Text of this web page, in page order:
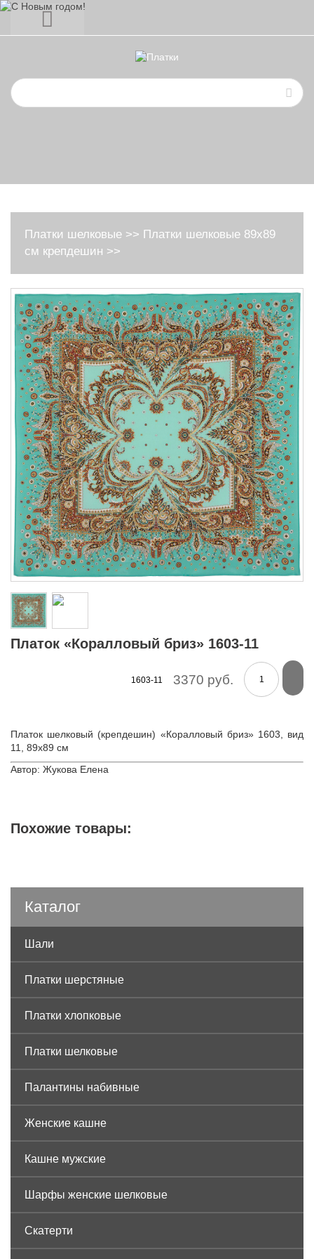
Платки шелковые >> Платки шелковые 89х89
см крепдешин >>
Платок «Коралловый бриз» 1603-11
1603-11 3370 руб.
Платок шелковый (крепдешин) «Коралловый бриз» 1603, вид
11, 89х89 см
Автор: Жукова Елена
Похожие товары:
Каталог
Шали
Платки шерстяные
Платки хлопковые
Платки шелковые
Палантины набивные
Женские кашне
Кашне мужские
Шарфы женские шелковые
Скатерти